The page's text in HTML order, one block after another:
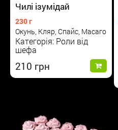
Чилі ізумідай
230 г
Окунь, Кляр, Спайс, Масаго
Категорія: Роли від
шефа
210